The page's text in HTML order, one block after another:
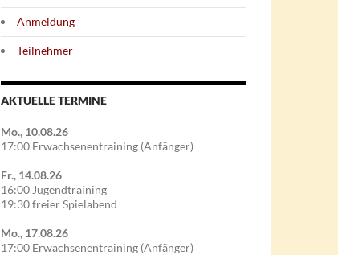
Anmeldung
Teilnehmer
AKTUELLE TERMINE
Mo., 10.08.26
17:00 Erwachsenentraining (Anfänger)
Fr., 14.08.26
16:00 Jugendtraining
19:30 freier Spielabend
Mo., 17.08.26
17:00 Erwachsenentraining (Anfänger)